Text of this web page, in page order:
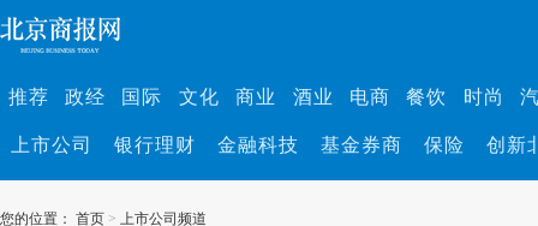
推荐 政经 国际 文化 商业 酒业 电商 餐饮 时尚
上市公司 银行理财 金融科技 基金券商 保险 创新
您的位置： 首页 > 上市公司频道